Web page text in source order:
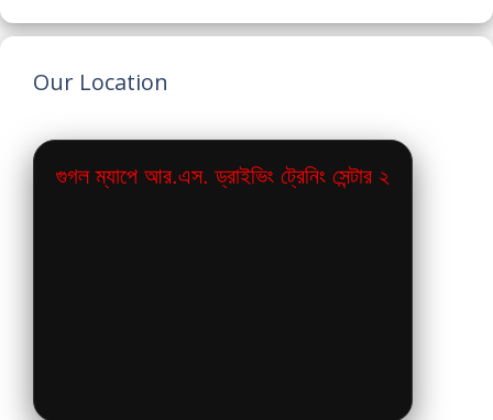
Our Location
গুগল ম্যাপে আর.এস. ড্রাইভিং ট্রেনিং সেন্টার ২